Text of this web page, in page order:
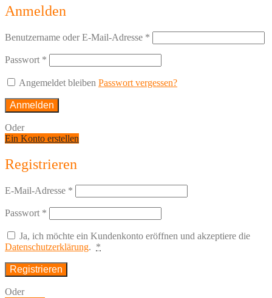
Anmelden
Benutzername oder E-Mail-Adresse *
Passwort *
Angemeldet bleiben Passwort vergessen?
Anmelden
Oder
Ein Konto erstellen
Registrieren
E-Mail-Adresse *
Passwort *
Ja, ich möchte ein Kundenkonto eröffnen und akzeptiere die
Datenschutzerklärung. *
Registrieren
Oder